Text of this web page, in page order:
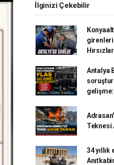
İlginizi Çekebilir
Hırsızlar
Antalya
Teknesi
34